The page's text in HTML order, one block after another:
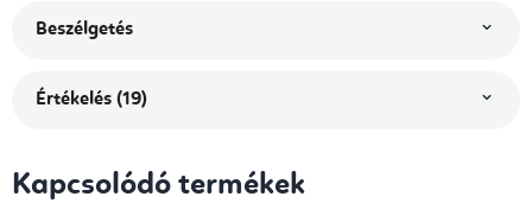
Beszélgetés
Értékelés (19)
Kapcsolódó termékek